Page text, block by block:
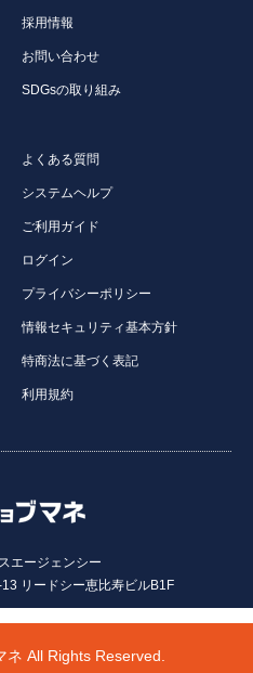
採用情報
お問い合わせ
SDGsの取り組み
よくある質問
システムヘルプ
ご利用ガイド
ログイン
プライバシーポリシー
情報セキュリティ基本方針
特商法に基づく表記
利用規約
エージェンシー
リードシー恵比寿ビルB1F
ネ All Rights Reserved.